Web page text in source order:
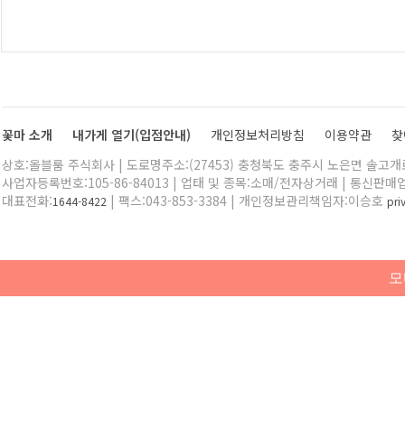
꽃마 소개 내가게 열기(입점안내) 개인정보처리방침 이용약관
상호:올블룸 주식회사 | 도로명주소:(27453) 충청북도 충주시 노은면 솔고
사업자등록번호:105-86-84013 | 업태 및 종목:소매/전자상거래 | 통신판매
대표전화:1644-8422 | 팩스:043-853-3384 | 개인정보관리책임자:이승호